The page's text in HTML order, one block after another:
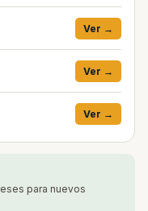
Ver →
Ver →
Ver →
para nuevos